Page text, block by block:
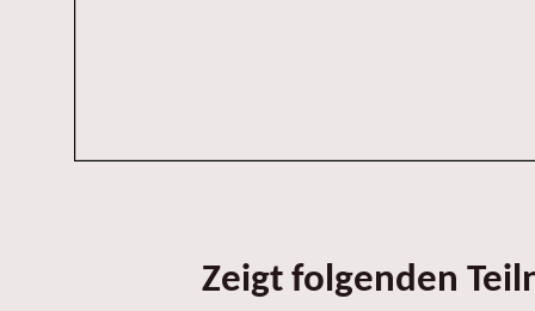
Zeigt folgenden